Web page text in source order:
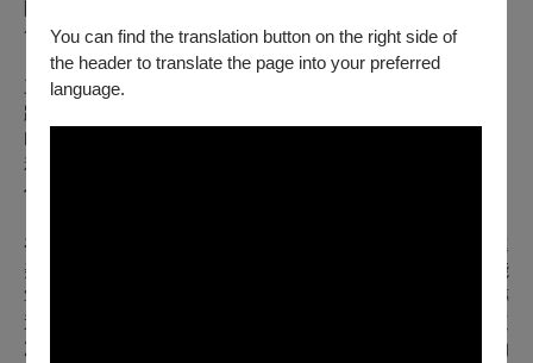
You can find the translation button on the right side of
the header to translate the page into your preferred
language.
會，將人聲的魅力與義大利美聲傳統再次呈現在國人面前。
三位聲樂家在台灣擁有多年的演出經驗，在追求藝術巔峰的道
路上，他們遇到了具有深厚造詣的Edoardo Lanza大師。
Lanza大師多年來在國際上不斷致力於義大利美聲作品的研究
和教學，因著他的指導，使得這三位聲樂家在演繹義大利美聲
作品上達到了新的高度。
在多年與Lanza老師的合作演出中，三位聲樂家不僅不斷精進
美聲技巧，也在探索義大利美聲文化表達上，一次比一次更能
掌握作品的精髓。他們對義大利美聲作品的特色與文化精神傳
達有了更深刻的體認，並將這些理解融入到每一場演出中。這
次音樂會將是他們多年來學習和探索的展示，透過大眾熟悉的